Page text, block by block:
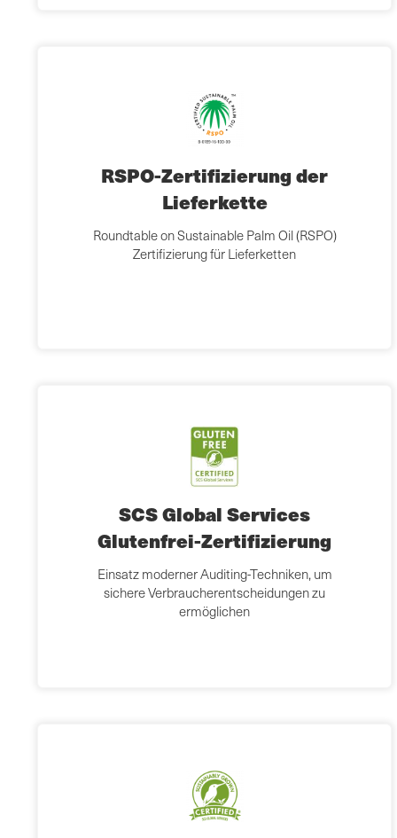
RSPO-Zertifizierung der
Lieferkette
Roundtable on Sustainable Palm Oil (RSPO)
Zertifizierung für Lieferketten
SCS Global Services
Glutenfrei-Zertifizierung
Einsatz moderner Auditing-Techniken, um
sichere Verbraucherentscheidungen zu
ermöglichen